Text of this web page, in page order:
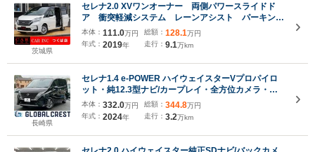
茨城県
セレナ2.0 XVワンオーナー 両側パワースライドド
ア 衝突軽減システム レーンアシスト パーキング
アシスト クリアランスソナー ブラインドスポッ
ト 純正10型ナビ 全周囲カメラ 後席モニター
Bluetooth
本体： 111.0万円
年式： 2019年
総額： 128.1万円
走行： 9.1万km
長崎県
セレナ1.4 e-POWER ハイウェイスターVプロパイロ
ット・純12.3型ナビ/カープレイ・全方位カメラ・プ
ロパイロット・レーダークルーズ・車線逸脱・誤発
信・先行車発進・標識認識・BSM・両側ハンズフリP
スライドD・LED/オートハイビーム・2.0ETC
本体： 332.0万円
年式： 2024年
総額： 344.8万円
走行： 3.2万km